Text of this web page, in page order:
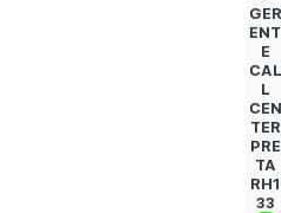
GER
ENT
E
CAL
L
CEN
TER
PRE
TA
RH1
33